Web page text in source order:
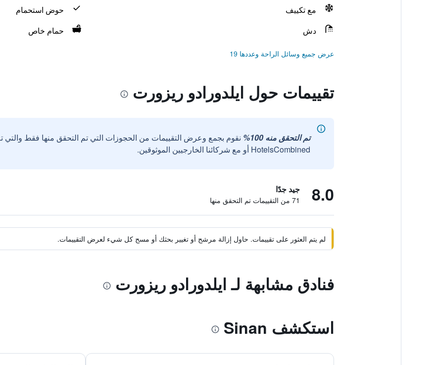
مع تكييف
حوض استحمام
دش
حمام خاص
عرض جميع وسائل الراحة وعددها 19
تقييمات حول ايلدورادو ريزورت
تم التحقق منه 100%
نقوم بجمع وعرض التقييمات من الحجوزات التي تم التحقق منها فقط
HotelsCombined أو مع شركائنا الخارجيين الموثوقين.
8.0 جيد جدًا
71 من التقييمات تم التحقق منها
لم يتم العثور على تقييمات. حاول إزالة مرشح أو تغيير بحثك أو مسح كل شيء لعرض التقييمات.
فنادق مشابهة لـ ايلدورادو ريزورت
استكشف Sinan